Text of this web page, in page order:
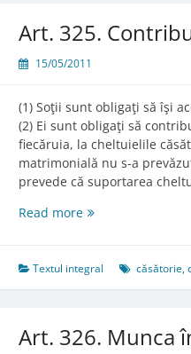
Art. 325.
15/05/2011
(1) Soţii sunt obligaţi să îşi
(2) Ei sunt obligaţi să
fiecăruia, la cheltuielile
matrimonială nu s-a
prevede că suportarea
Read moreArt.
soţilor
Textul integral căsătorie,
Art. 326. Munca